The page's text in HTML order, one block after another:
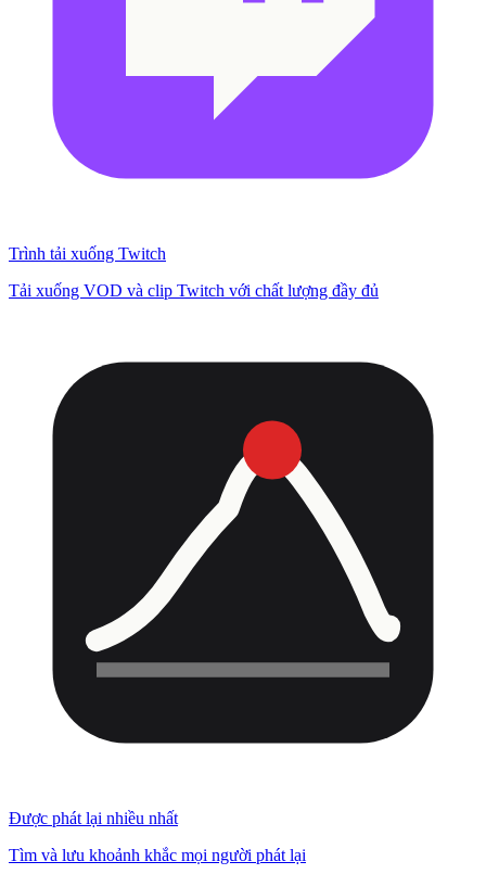
Trình tải xuống Twitch
Tải xuống VOD và clip Twitch với chất lượng đầy đủ
Được phát lại nhiều nhất
Tìm và lưu khoảnh khắc mọi người phát lại